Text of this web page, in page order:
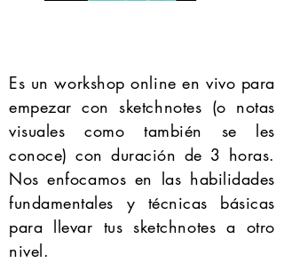
Es un workshop online en vivo para
empezar con sketchnotes (o notas
visuales como también se les
conoce) con duración de 3 horas.
Nos enfocamos en las habilidades
fundamentales y técnicas básicas
para llevar tus sketchnotes a otro
nivel.